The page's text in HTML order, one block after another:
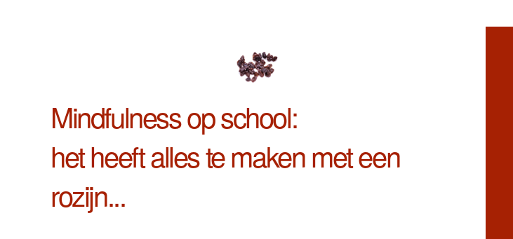
Mindfulness op school:
het heeft alles te maken met een
rozijn...